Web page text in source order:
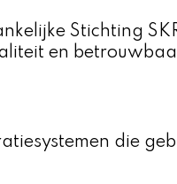
Stichting
en
die